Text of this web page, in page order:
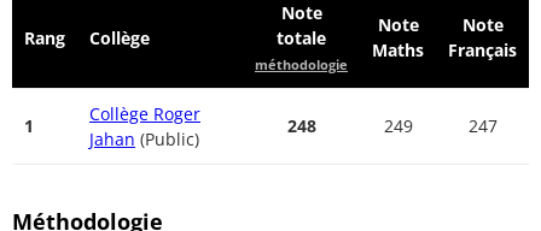
Rang Collège
Note
totale
méthodologie
Note
Maths
Note
Français
1
Collège Roger
Jahan (Public)
248 249 247
Méthodologie